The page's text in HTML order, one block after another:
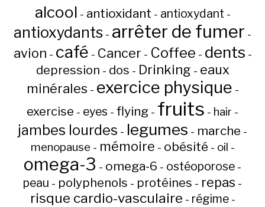
alcool - antioxidant - antioxydant -
antioxydants - arrêter de fumer -
avion - café - Cancer - Coffee - dents -
depression - dos - Drinking - eaux
minérales - exercice physique -
exercise - eyes - flying - fruits - hair -
jambes lourdes - legumes - marche -
menopause - mémoire - obésité - oil -
omega-3 - omega-6 - ostéoporose -
peau - polyphenols - protéines - repas -
risque cardio-vasculaire - régime-